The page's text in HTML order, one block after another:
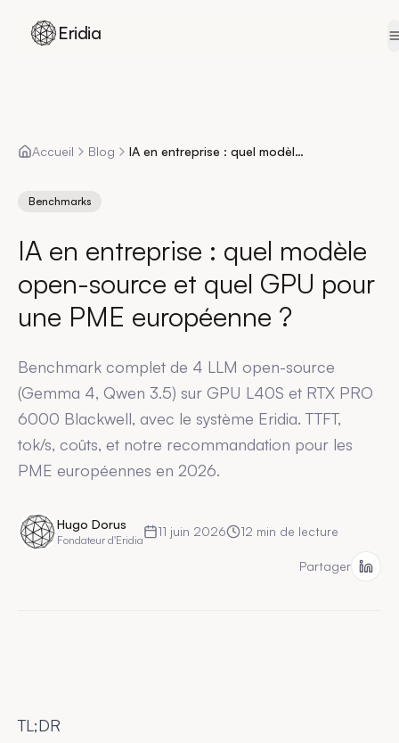
Eridia
Accueil Blog IA en entreprise : quel modèle open-source et quel GPU pour une PME européenne ?
Benchmarks
IA en entreprise : quel modèle
open-source et quel GPU pour
une PME européenne ?
Benchmark complet de 4 LLM open-source
(Gemma 4, Qwen 3.5) sur GPU L40S et RTX PRO
6000 Blackwell, avec le système Eridia. TTFT,
tok/s, coûts, et notre recommandation pour les
PME européennes en 2026.
Hugo Dorus
Fondateur d'Eridia
11 juin 2026 12 min de lecture
Partager
TL;DR